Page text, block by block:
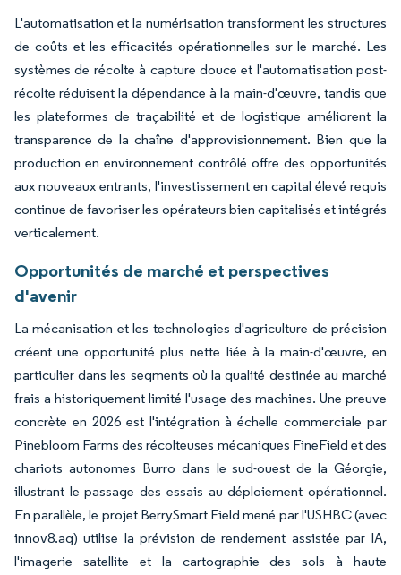
L'automatisation et la numérisation transforment les structures
de coûts et les efficacités opérationnelles sur le marché. Les
systèmes de récolte à capture douce et l'automatisation post-
récolte réduisent la dépendance à la main-d'œuvre, tandis que
les plateformes de traçabilité et de logistique améliorent la
transparence de la chaîne d'approvisionnement. Bien que la
production en environnement contrôlé offre des opportunités
aux nouveaux entrants, l'investissement en capital élevé requis
continue de favoriser les opérateurs bien capitalisés et intégrés
verticalement.
Opportunités de marché et perspectives
d'avenir
La mécanisation et les technologies d'agriculture de précision
créent une opportunité plus nette liée à la main-d'œuvre, en
particulier dans les segments où la qualité destinée au marché
frais a historiquement limité l'usage des machines. Une preuve
concrète en 2026 est l'intégration à échelle commerciale par
Pinebloom Farms des récolteuses mécaniques FineField et des
chariots autonomes Burro dans le sud-ouest de la Géorgie,
illustrant le passage des essais au déploiement opérationnel.
En parallèle, le projet BerrySmart Field mené par l'USHBC (avec
innov8.ag) utilise la prévision de rendement assistée par IA,
l'imagerie satellite et la cartographie des sols à haute